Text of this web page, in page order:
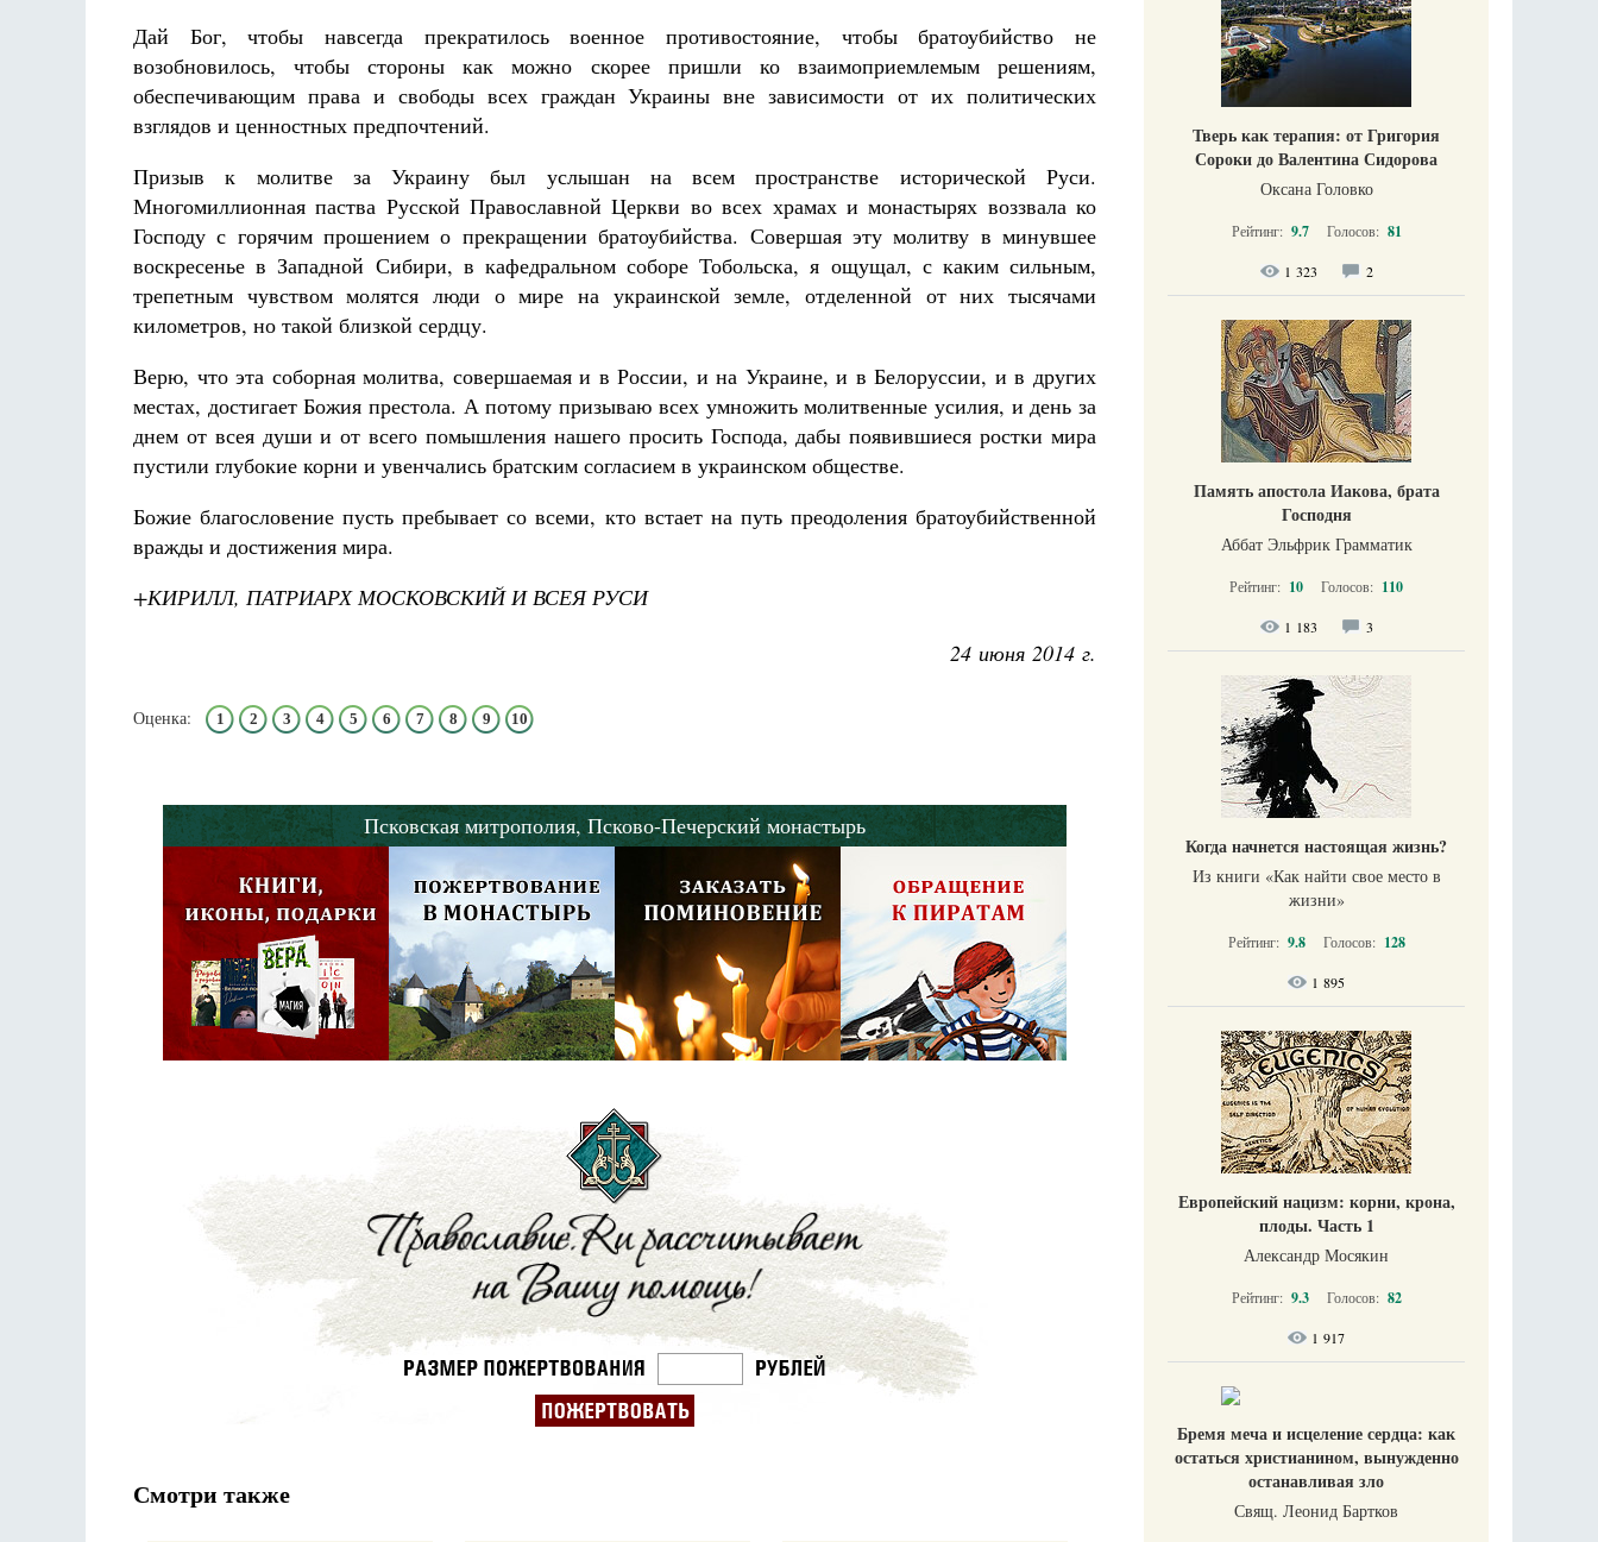
Дай Бог, чтобы навсегда прекратилось военное противостояние, чтобы братоубийство не
возобновилось, чтобы стороны как можно скорее пришли ко взаимоприемлемым решениям,
обеспечивающим права и свободы всех граждан Украины вне зависимости от их политических
взглядов и ценностных предпочтений.
Призыв к молитве за Украину был услышан на всем пространстве исторической Руси.
Многомиллионная паства Русской Православной Церкви во всех храмах и монастырях воззвала ко
Господу с горячим прошением о прекращении братоубийства. Совершая эту молитву в минувшее
воскресенье в Западной Сибири, в кафедральном соборе Тобольска, я ощущал, с каким сильным,
трепетным чувством молятся люди о мире на украинской земле, отделенной от них тысячами
километров, но такой близкой сердцу.
Верю, что эта соборная молитва, совершаемая и в России, и на Украине, и в Белоруссии, и в других
местах, достигает Божия престола. А потому призываю всех умножить молитвенные усилия, и день за
днем от всея души и от всего помышления нашего просить Господа, дабы появившиеся ростки мира
пустили глубокие корни и увенчались братским согласием в украинском обществе.
Божие благословение пусть пребывает со всеми, кто встает на путь преодоления братоубийственной
вражды и достижения мира.
+КИРИЛЛ, ПАТРИАРХ МОСКОВСКИЙ И ВСЕЯ РУСИ
24 июня 2014 г.
Оценка: 1 2 3 4 5 6 7 8 9 10
Псковская митрополия, Псково-Печерский монастырь
Смотри также
Тверь как терапия: от Григория
Сороки до Валентина Сидорова
Оксана Головко
Рейтинг: 9.7 Голосов: 81
1 323 2
Память апостола Иакова, брата
Господня
Аббат Эльфрик Грамматик
Рейтинг: 10 Голосов: 110
1 183 3
Когда начнется настоящая жизнь?
Из книги «Как найти свое место в
жизни​»
Рейтинг: 9.8 Голосов: 128
1 895
Европейский нацизм: корни, крона,
плоды. Часть 1
Александр Мосякин
Рейтинг: 9.3 Голосов: 82
1 917
Бремя меча и исцеление сердца: как
остаться христианином, вынужденно
останавливая зло
Свящ. Леонид Бартков